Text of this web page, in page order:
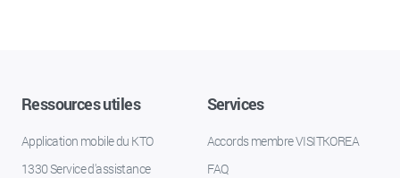
Ressources utiles
Application mobile du KTO
1330 Service d'assistance
Services
Accords membre VISITKOREA
FAQ